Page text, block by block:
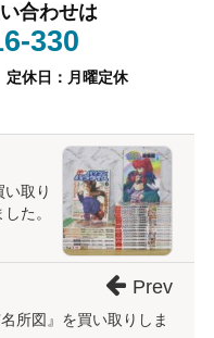
合わせは
330
定休日：月曜定休
取り
した。
所図』を買い取りしま
Prev